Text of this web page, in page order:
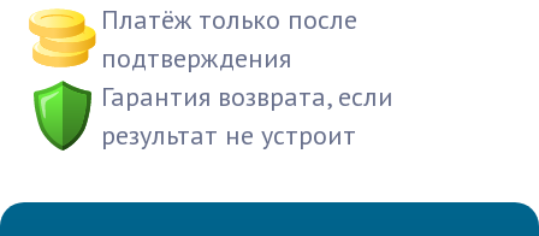
Платёж только после
подтверждения
Гарантия возврата, если
результат не устроит